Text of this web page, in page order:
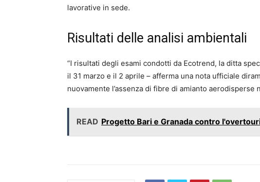
lavorative in sede.
Risultati delle analisi ambientali
“I risultati degli esami condotti da Ecotrend, la ditta
il 31 marzo e il 2 aprile – afferma una nota ufficiale
nuovamente l’assenza di fibre di amianto aerodisperse
READ Progetto Bari e Granada contro